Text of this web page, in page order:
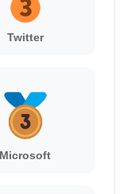
Twitter
Microsoft